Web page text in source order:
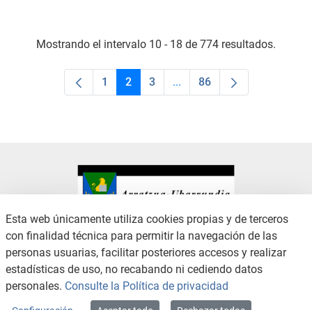
Mostrando el intervalo 10 - 18 de 774 resultados.
Página
1 Página
2 Página
3 ...Páginas intermedias Use
Página
86
CONTACTO
AVISO LEGAL
CANAL DE DENUNCIAS
POLÍTICA DE PRIVACIDAD
POLÍTICA DE COOKIES
ACCESIBILIDAD
Esta web únicamente utiliza cookies propias y de terceros
con finalidad técnica para permitir la navegación de las
personas usuarias, facilitar posteriores accesos y realizar
estadísticas de uso, no recabando ni cediendo datos
personales. Consulte la Política de privacidad